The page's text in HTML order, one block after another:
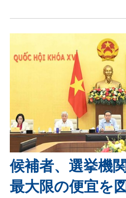
候補者、選挙機
最大限の便宜を